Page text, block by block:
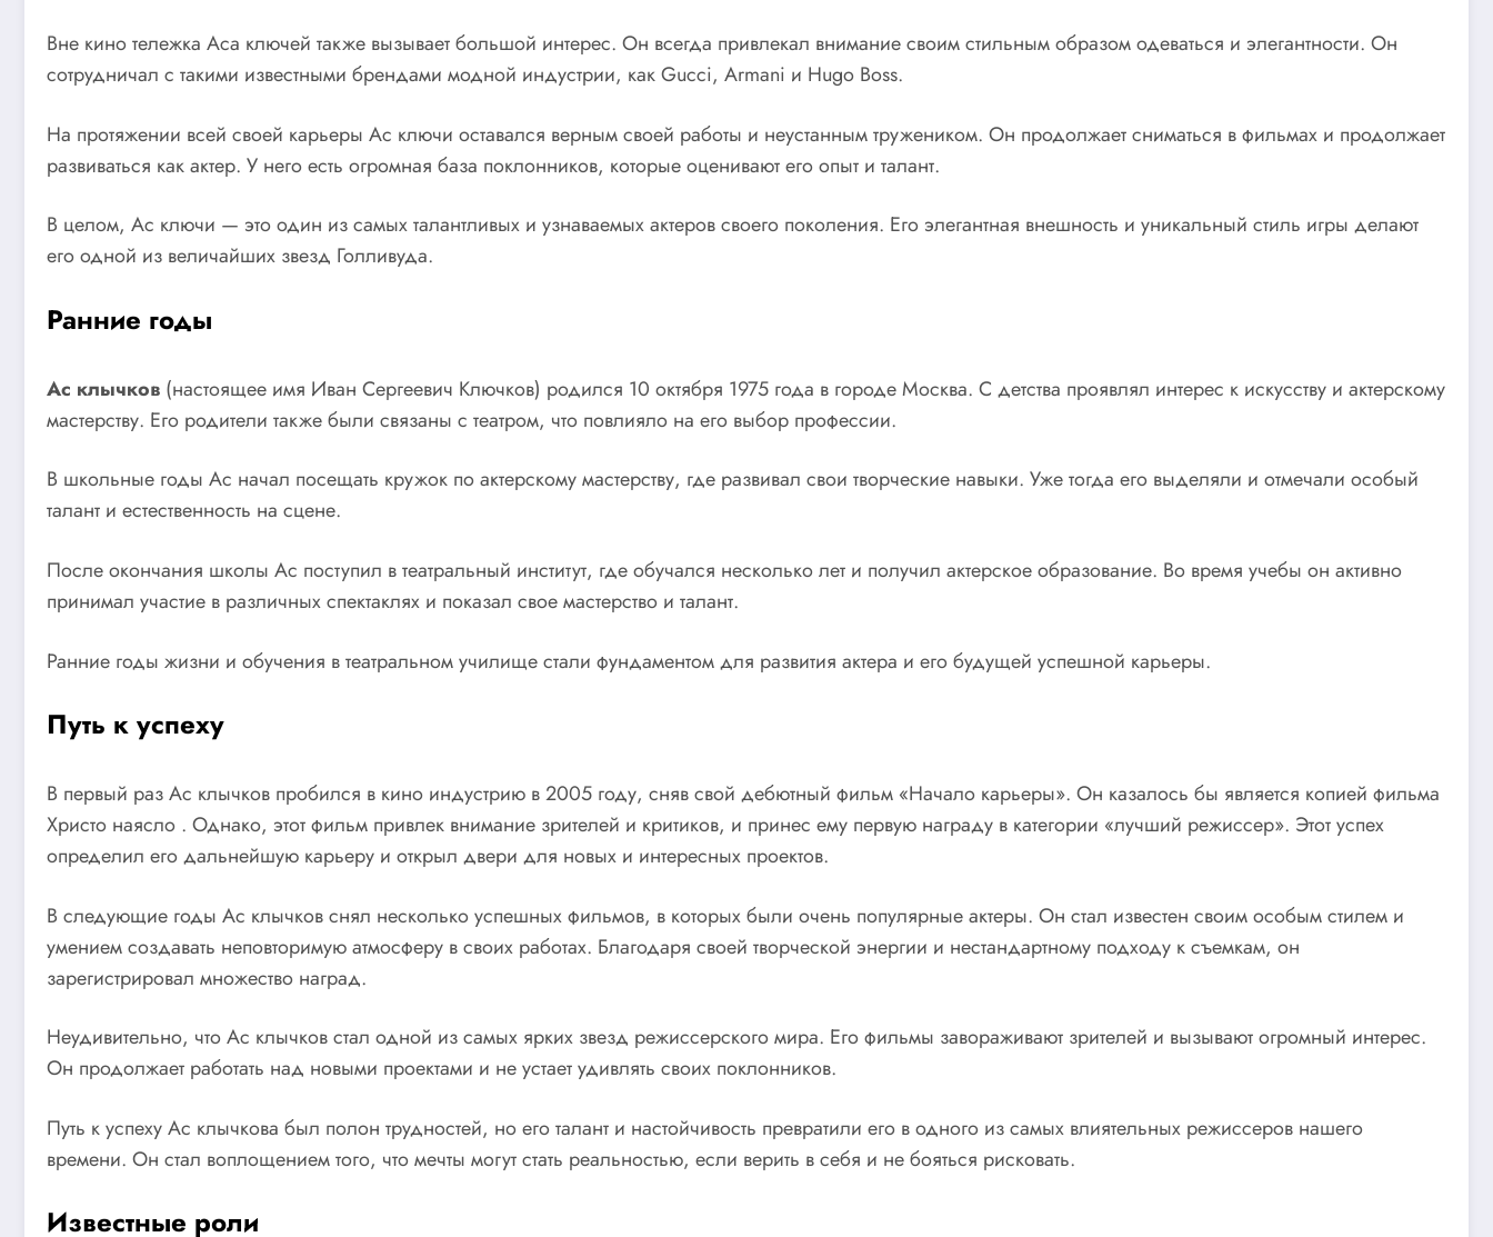
Вне кино тележка Аса ключей также вызывает большой интерес. Он всегда привлекал внимание своим стильным образом одеваться и элегантности. Он
сотрудничал с такими известными брендами модной индустрии, как Gucci, Armani и Hugo Boss.
На протяжении всей своей карьеры Ас ключи оставался верным своей работы и неустанным тружеником. Он продолжает сниматься в фильмах и продолжает
развиваться как актер. У него есть огромная база поклонников, которые оценивают его опыт и талант.
В целом, Ас ключи — это один из самых талантливых и узнаваемых актеров своего поколения. Его элегантная внешность и уникальный стиль игры делают
его одной из величайших звезд Голливуда.
Ранние годы
Ас клычков (настоящее имя Иван Сергеевич Ключков) родился 10 октября 1975 года в городе Москва. С детства проявлял интерес к искусству и актерскому
мастерству. Его родители также были связаны с театром, что повлияло на его выбор профессии.
В школьные годы Ас начал посещать кружок по актерскому мастерству, где развивал свои творческие навыки. Уже тогда его выделяли и отмечали особый
талант и естественность на сцене.
После окончания школы Ас поступил в театральный институт, где обучался несколько лет и получил актерское образование. Во время учебы он активно
принимал участие в различных спектаклях и показал свое мастерство и талант.
Ранние годы жизни и обучения в театральном училище стали фундаментом для развития актера и его будущей успешной карьеры.
Путь к успеху
В первый раз Ас клычков пробился в кино индустрию в 2005 году, сняв свой дебютный фильм «Начало карьеры». Он казалось бы является копией фильма
Христо наясло . Однако, этот фильм привлек внимание зрителей и критиков, и принес ему первую награду в категории «лучший режиссер». Этот успех
определил его дальнейшую карьеру и открыл двери для новых и интересных проектов.
В следующие годы Ас клычков снял несколько успешных фильмов, в которых были очень популярные актеры. Он стал известен своим особым стилем и
умением создавать неповторимую атмосферу в своих работах. Благодаря своей творческой энергии и нестандартному подходу к съемкам, он
зарегистрировал множество наград.
Неудивительно, что Ас клычков стал одной из самых ярких звезд режиссерского мира. Его фильмы завораживают зрителей и вызывают огромный интерес.
Он продолжает работать над новыми проектами и не устает удивлять своих поклонников.
Путь к успеху Ас клычкова был полон трудностей, но его талант и настойчивость превратили его в одного из самых влиятельных режиссеров нашего
времени. Он стал воплощением того, что мечты могут стать реальностью, если верить в себя и не бояться рисковать.
Известные роли